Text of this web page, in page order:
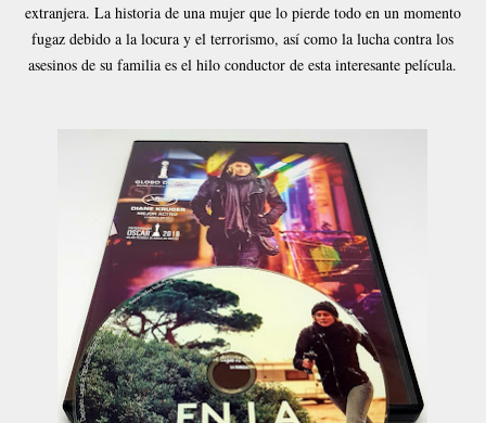
extranjera. La historia de una mujer que lo pierde todo en un momento
fugaz debido a la locura y el terrorismo, así como la lucha contra los
asesinos de su familia es el hilo conductor de esta interesante película.